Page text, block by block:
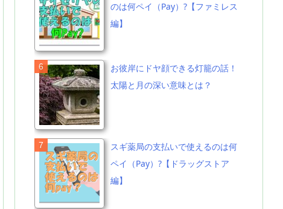
のは何ペイ（Pay）?【ファミレス
編】
お彼岸にドヤ顔できる灯籠の話！
太陽と月の深い意味とは？
スギ薬局の支払いで使えるのは何
ペイ（Pay）?【ドラッグストア
編】